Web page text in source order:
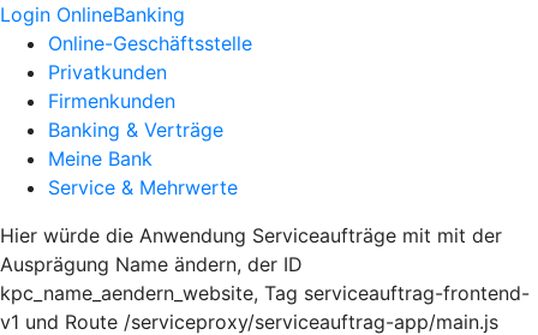
Login OnlineBanking
Online-Geschäftsstelle
Privatkunden
Firmenkunden
Banking & Verträge
Meine Bank
Service & Mehrwerte
Hier würde die Anwendung Serviceaufträge mit mit der
Ausprägung Name ändern, der ID
kpc_name_aendern_website, Tag serviceauftrag-frontend-
v1 und Route /serviceproxy/serviceauftrag-app/main.js